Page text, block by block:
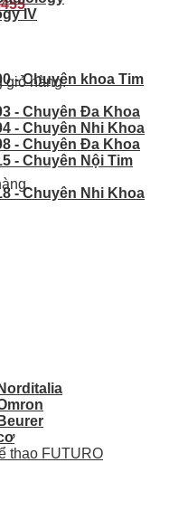
giỏ hàng.
IV
- Chuyên khoa Tim
- Chuyên Đa Khoa
- Chuyên Nhi Khoa
- Chuyên Đa Khoa
- Chuyên Nội Tim
- Chuyên Nhi Khoa
thao FUTURO